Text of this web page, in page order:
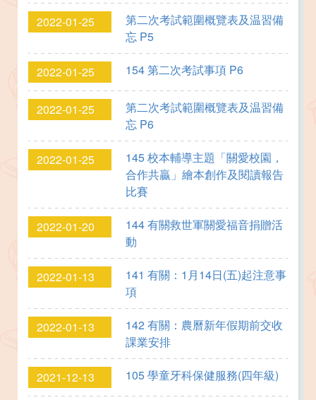
2022-01-25
第二次考試範圍概覽表及温習備
忘 P5
2022-01-25 154 第二次考試事項 P6
2022-01-25
第二次考試範圍概覽表及温習備
忘 P6
2022-01-25
145 校本輔導主題「關愛校園，
合作共贏」繪本創作及閱讀報告
比賽
2022-01-20
144 有關救世軍關愛福音捐贈活
動
2022-01-13
141 有關：1月14日(五)起注意事
項
2022-01-13
142 有關：農曆新年假期前交收
課業安排
2021-12-13 105 學童牙科保健服務(四年級)